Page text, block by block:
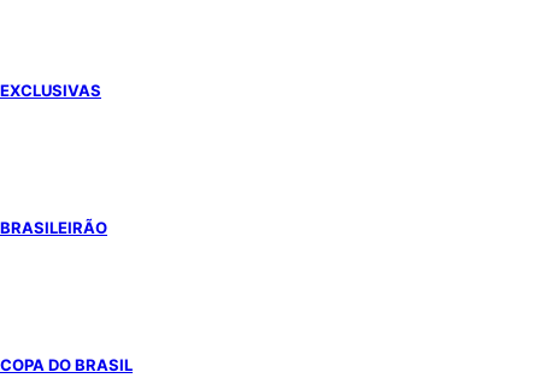
EXCLUSIVAS
BRASILEIRÃO
COPA DO BRASIL